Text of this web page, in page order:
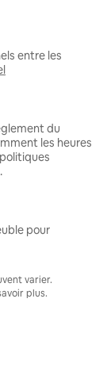
entre les
du
les heures
pour
varier.
plus.